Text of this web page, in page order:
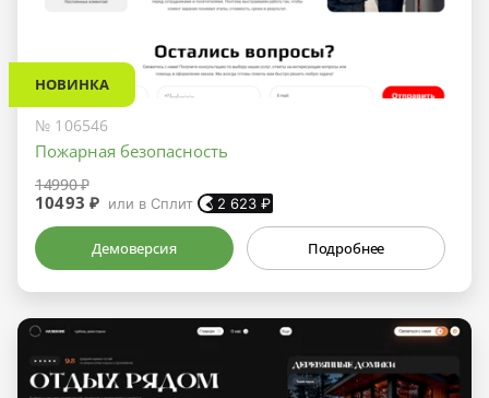
НОВИНКА
№ 106546
Пожарная безопасность
14990 ₽
10493 ₽ или в Сплит 2 623 ₽
Демоверсия Подробнее